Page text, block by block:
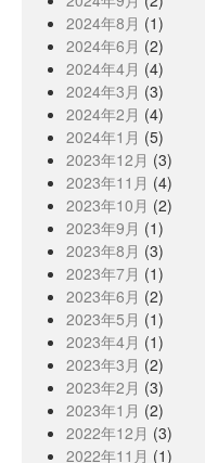
2024年8月 (1)
2024年6月 (2)
2024年4月 (4)
2024年3月 (3)
2024年2月 (4)
2024年1月 (5)
2023年12月 (3)
2023年11月 (4)
2023年10月 (2)
2023年9月 (1)
2023年8月 (3)
2023年7月 (1)
2023年6月 (2)
2023年5月 (1)
2023年4月 (1)
2023年3月 (2)
2023年2月 (3)
2023年1月 (2)
2022年12月 (3)
2022年11月 (1)